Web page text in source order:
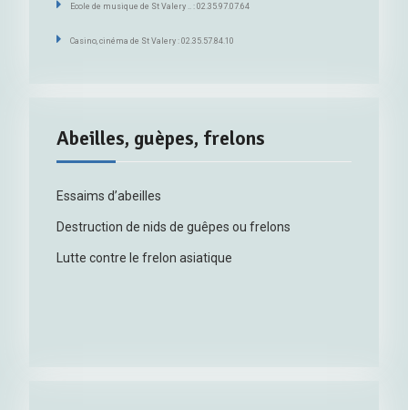
Ecole de musique de St Valery .. : 02.35.97.07.64
Casino, cinéma de St Valery : 02.35.57.84.10
Abeilles, guèpes, frelons
Essaims d’abeilles
Destruction de nids de guêpes ou frelons
Lutte contre le frelon asiatique